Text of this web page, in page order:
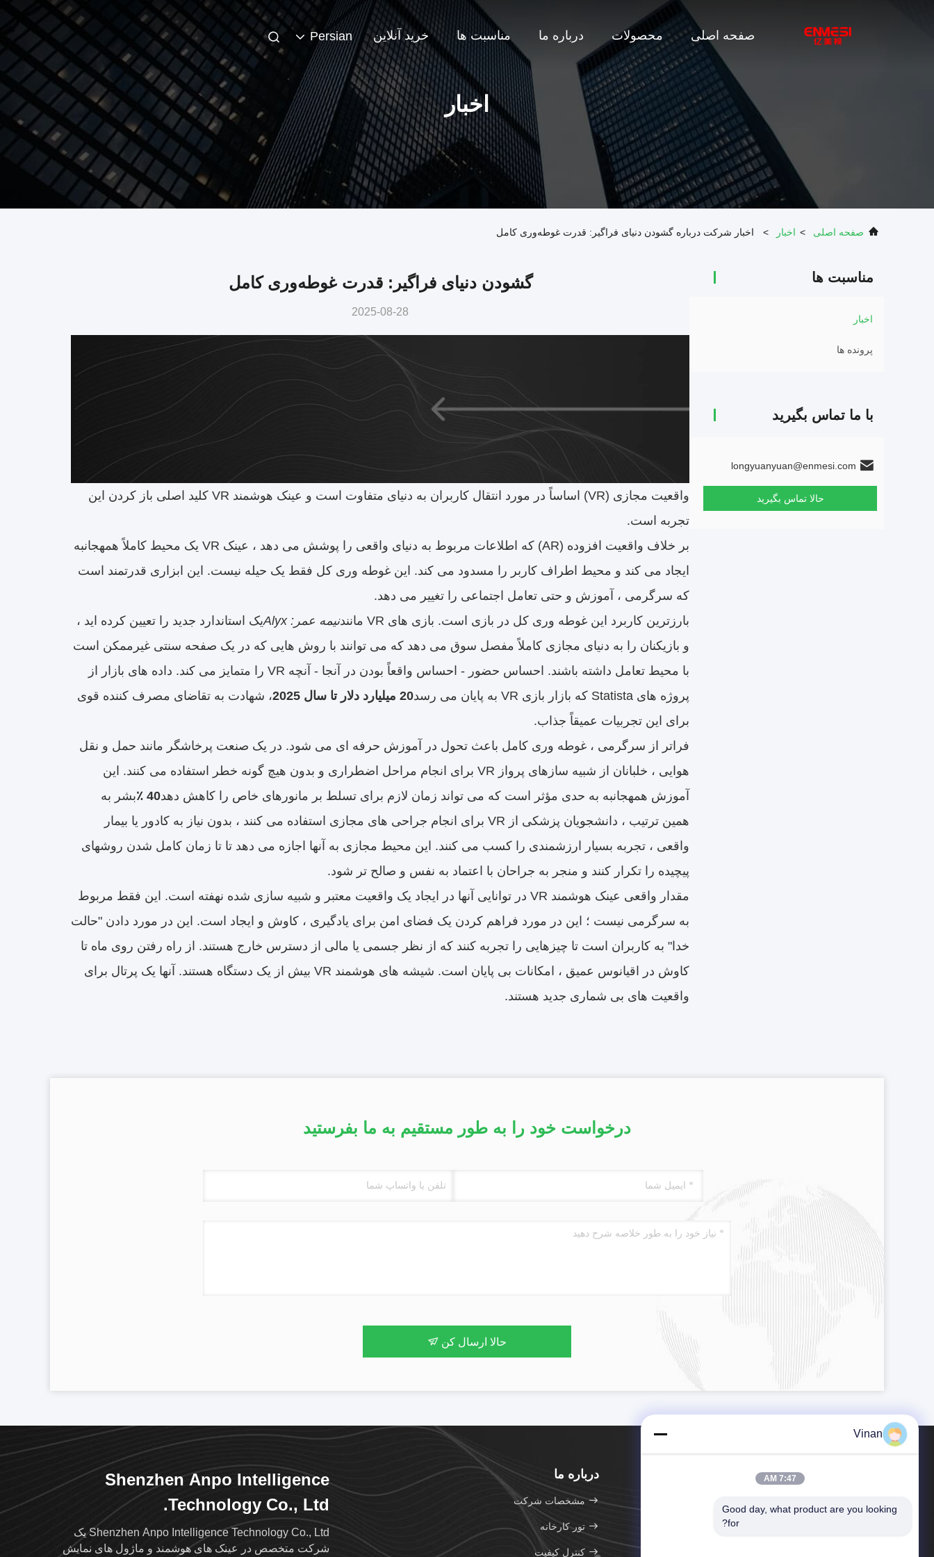
صفحه اصلی محصولات درباره ما مناسبت ها خرید آنلاین Persian
اخبار
صفحه اصلی > اخبار > اخبار شرکت درباره گشودن دنیای فراگیر: قدرت غوطه‌وری کامل
مناسبت ها
اخبار
پرونده ها
با ما تماس بگیرید
longyuanyuan@enmesi.com
حالا تماس بگیرید
گشودن دنیای فراگیر: قدرت غوطه‌وری کامل
2025-08-28
واقعیت مجازی (VR) اساساً در مورد انتقال کاربران به دنیای متفاوت است و عینک هوشمند VR کلید اصلی باز کردن این
تجربه است.
بر خلاف واقعیت افزوده (AR) که اطلاعات مربوط به دنیای واقعی را پوشش می دهد ، عینک VR یک محیط کاملاً همهجانبه
ایجاد می کند و محیط اطراف کاربر را مسدود می کند. این غوطه وری کل فقط یک حیله نیست. این ابزاری قدرتمند است
که سرگرمی ، آموزش و حتی تعامل اجتماعی را تغییر می دهد.
بارزترین کاربرد این غوطه وری کل در بازی است. بازی های VR مانند
نیمه عمر: Alyx
یک استاندارد جدید را تعیین کرده اید ،
و بازیکنان را به دنیای مجازی کاملاً مفصل سوق می دهد که می توانند با روش هایی که در یک صفحه سنتی غیرممکن است
با محیط تعامل داشته باشند. احساس حضور - احساس واقعاً بودن در آنجا - آنچه VR را متمایز می کند. داده های بازار از
پروژه های Statista که بازار بازی VR به پایان می رسد
20 میلیارد دلار تا سال 2025
، شهادت به تقاضای مصرف کننده قوی
برای این تجربیات عمیقاً جذاب.
فراتر از سرگرمی ، غوطه وری کامل باعث تحول در آموزش حرفه ای می شود. در یک صنعت پرخاشگر مانند حمل و نقل
هوایی ، خلبانان از شبیه سازهای پرواز VR برای انجام مراحل اضطراری و بدون هیچ گونه خطر استفاده می کنند. این
آموزش همهجانبه به حدی مؤثر است که می تواند زمان لازم برای تسلط بر مانورهای خاص را کاهش دهد40 ٪
بشر به
همین ترتیب ، دانشجویان پزشکی از VR برای انجام جراحی های مجازی استفاده می کنند ، بدون نیاز به کادور یا بیمار
واقعی ، تجربه بسیار ارزشمندی را کسب می کنند. این محیط مجازی به آنها اجازه می دهد تا تا زمان کامل شدن روشهای
پیچیده را تکرار کنند و منجر به جراحان با اعتماد به نفس و صالح تر شود.
مقدار واقعی عینک هوشمند VR در توانایی آنها در ایجاد یک واقعیت معتبر و شبیه سازی شده نهفته است. این فقط مربوط
به سرگرمی نیست ؛ این در مورد فراهم کردن یک فضای امن برای یادگیری ، کاوش و ایجاد است. این در مورد دادن "حالت
خدا" به کاربران است تا چیزهایی را تجربه کنند که از نظر جسمی یا مالی از دسترس خارج هستند. از راه رفتن روی ماه تا
کاوش در اقیانوس عمیق ، امکانات بی پایان است. شیشه های هوشمند VR بیش از یک دستگاه هستند. آنها یک پرتال برای
واقعیت های بی شماری جدید هستند.
درخواست خود را به طور مستقیم به ما بفرستید
حالا ارسال کن
تلفن：86-15016998664
درباره ما
مشخصات شرکت
تور کارخانه
کنترل کیفیت
Shenzhen Anpo Intelligence
Technology Co., Ltd.
Shenzhen Anpo Intelligence Technology Co., Ltd یک
شرکت متخصص در عینک های هوشمند و ماژول های نمایش
Vinan
7:47 AM
Good day, what product are you looking
for?